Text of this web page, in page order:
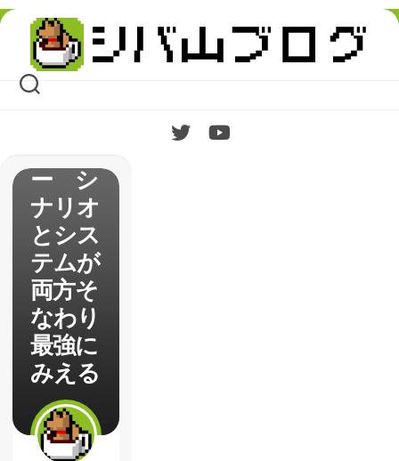
Skip
content
イブリ
ーデフ
ォル
ト】ク
レビュ
ー シ
ナリオ
とシス
テムが
両方そ
なわり
最強に
みえる